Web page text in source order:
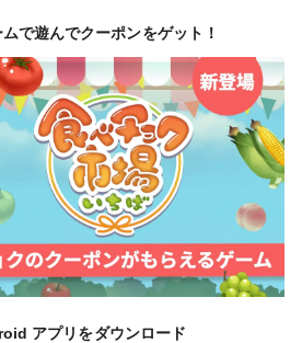
で遊んでクーポンをゲット！
アプリをダウンロード